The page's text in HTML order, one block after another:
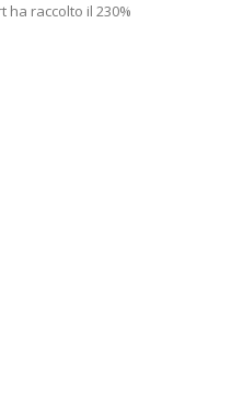
raccolto il 230%